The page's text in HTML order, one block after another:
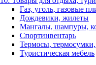
Газ, уголь, газовые
Дождевики, жилеты
Мангалы, шампуры,
Спортинвентарь
Термосы,
Туристическая мебель